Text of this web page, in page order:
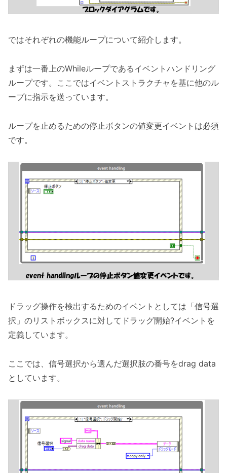
ではそれぞれの機能ループについて紹介します。
まずは一番上のWhileループであるイベントハンドリング
ループです。ここではイベントストラクチャを基に他のル
ープに指示を送っています。
ループを止めるための停止ボタンの値変更イベントは必須
です。
ドラッグ操作を検出するためのイベントとしては「信号選
択」のリストボックスに対してドラッグ開始?イベントを
定義しています。
ここでは、信号選択から選んだ選択肢の番号をdrag data
としています。